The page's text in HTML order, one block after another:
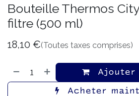
Bouteille Thermos
filtre (500 ml)
18,10 €(Toutes taxes comprises)
Ajouter
Acheter